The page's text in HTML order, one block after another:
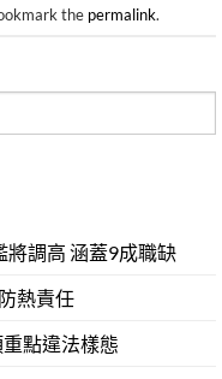
the permalink.
調高 涵蓋9成職缺
熱責任
點違法樣態